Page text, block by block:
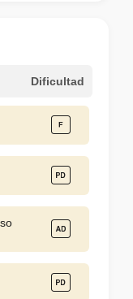
Dificultad